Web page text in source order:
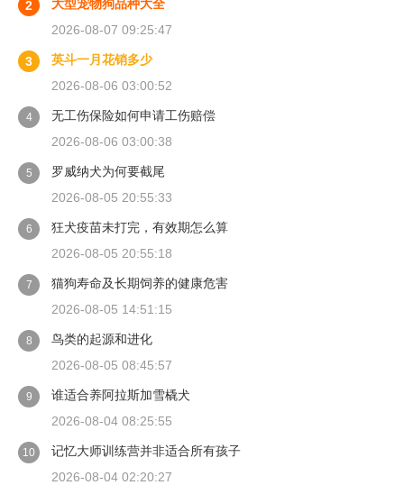
2
大型宠物狗品种大全
2026-08-07 09:25:47
3
英斗一月花销多少
2026-08-06 03:00:52
4
无工伤保险如何申请工伤赔偿
2026-08-06 03:00:38
5
罗威纳犬为何要截尾
2026-08-05 20:55:33
6
狂犬疫苗未打完，有效期怎么算
2026-08-05 20:55:18
7
猫狗寿命及长期饲养的健康危害
2026-08-05 14:51:15
8
鸟类的起源和进化
2026-08-05 08:45:57
9
谁适合养阿拉斯加雪橇犬
2026-08-04 08:25:55
10
记忆大师训练营并非适合所有孩子
2026-08-04 02:20:27